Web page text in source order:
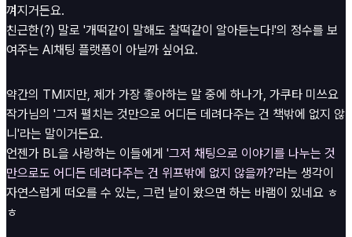
껴지거든요.
친근한(?) 말로 '개떡같이 말해도 찰떡같이 알아듣는다!'의 정수를 보
여주는 AI채팅 플랫폼이 아닐까 싶어요.
약간의 TMI지만, 제가 가장 좋아하는 말 중에 하나가, 가쿠타 미쓰요
작가님의 '그저 펼치는 것만으로 어디든 데려다주는 건 책밖에 없지 않
니'라는 말이거든요.
언젠가 BL을 사랑하는 이들에게 '그저 채팅으로 이야기를 나누는 것
만으로도 어디든 데려다주는 건 위프밖에 없지 않을까?'라는 생각이
자연스럽게 떠오를 수 있는, 그런 날이 왔으면 하는 바램이 있네요 ㅎ
ㅎ